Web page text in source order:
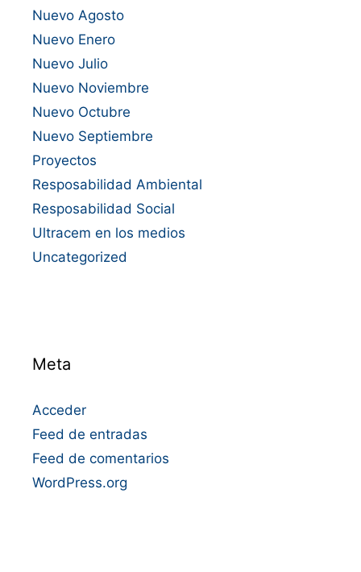
Nuevo Agosto
Nuevo Enero
Nuevo Julio
Nuevo Noviembre
Nuevo Octubre
Nuevo Septiembre
Proyectos
Resposabilidad Ambiental
Resposabilidad Social
Ultracem en los medios
Uncategorized
Meta
Acceder
Feed de entradas
Feed de comentarios
WordPress.org